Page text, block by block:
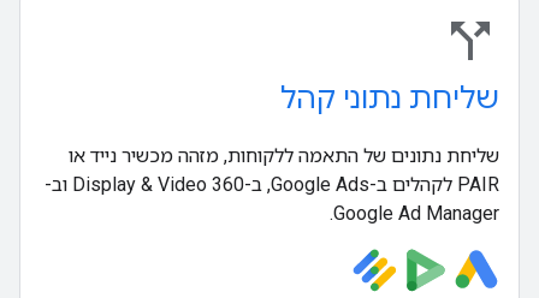
call_split
שליחת נתוני קהל
שליחת נתונים של התאמה ללקוחות, מזהה מכשיר נייד או
PAIR לקהלים ב-Google Ads, ב-Display & Video 360 וב-
Google Ad Manager.